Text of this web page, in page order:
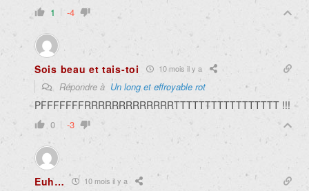
1 -4
Sois beau et tais-toi 10 mois il y a
Répondre à Un long et effroyable rot
PFFFFFFFRRRRRRRRRRRRRTTTTTTTTTTTTTTTTT !!!
0 -3
Euh… 10 mois il y a